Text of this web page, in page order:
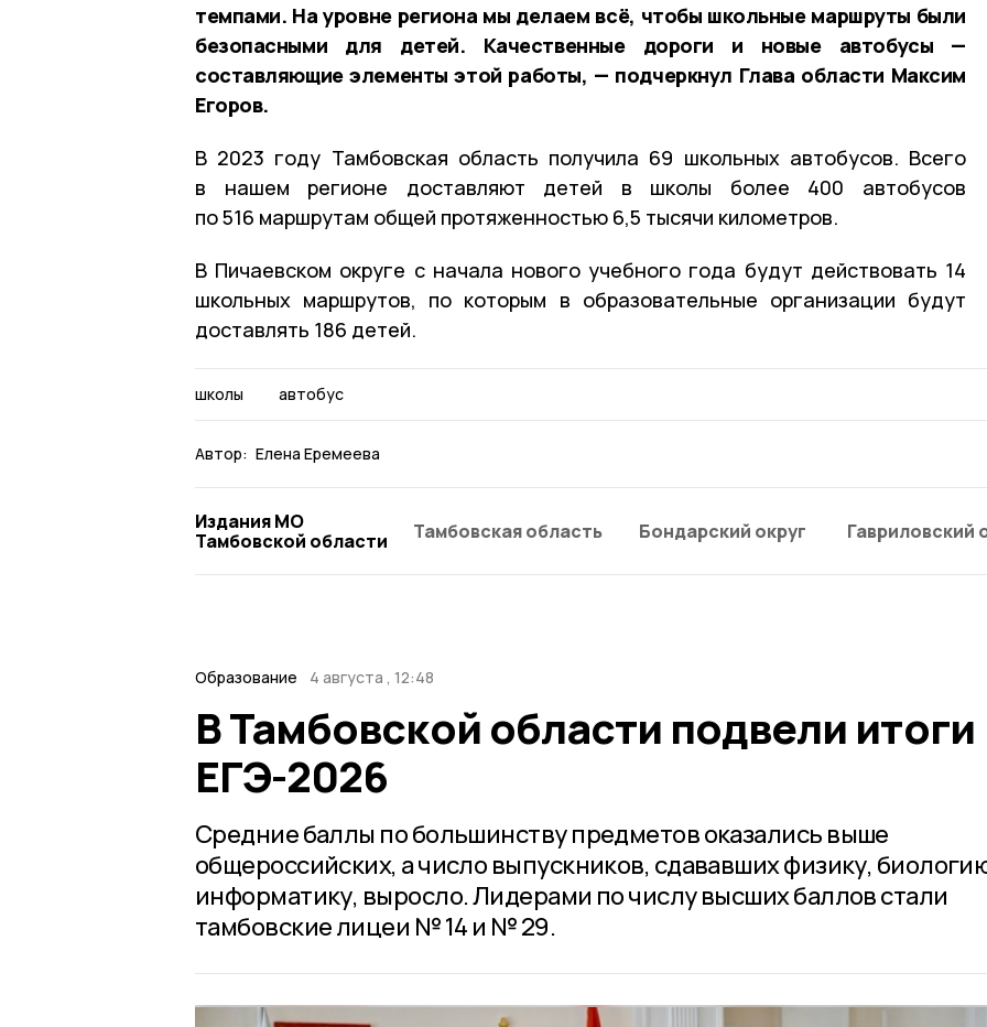
темпами. На уровне региона мы делаем всё, чтобы школьные маршруты были
безопасными для детей. Качественные дороги и новые автобусы —
составляющие элементы этой работы, — подчеркнул Глава области Максим
Егоров.
В 2023 году Тамбовская область получила 69 школьных автобусов. Всего
в нашем регионе доставляют детей в школы более 400 автобусов
по 516 маршрутам общей протяженностью 6,5 тысячи километров.
В Пичаевском округе с начала нового учебного года будут действовать 14
школьных маршрутов, по которым в образовательные организации будут
доставлять 186 детей.
школы автобус
Автор: Елена Еремеева
Издания МО
Тамбовской области
Тамбовская область Бондарский округ Гавриловский
Образование 4 августа , 12:48
В Тамбовской области подвели итоги
ЕГЭ-2026
Средние баллы по большинству предметов оказались выше
общероссийских, а число выпускников, сдававших физику,
информатику, выросло. Лидерами по числу высших баллов стали
тамбовские лицеи № 14 и № 29.